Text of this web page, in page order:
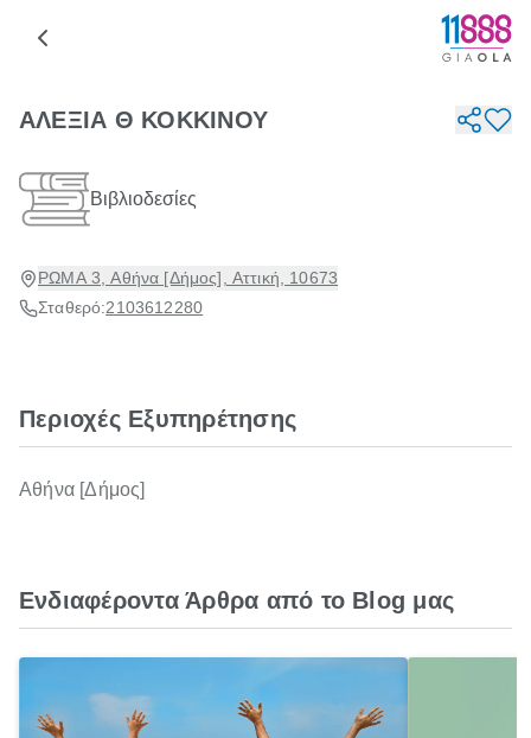
ΑΛΕΞΙΑ Θ ΚΟΚΚΙΝΟΥ
Βιβλιοδεσίες
ΡΩΜΑ 3, Αθήνα [Δήμος], Αττική, 10673
Σταθερό:2103612280
Περιοχές Εξυπηρέτησης
Αθήνα [Δήμος]
Ενδιαφέροντα Άρθρα από το Blog μας